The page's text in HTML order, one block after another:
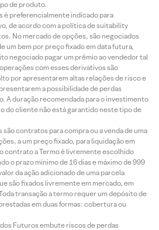
de produto.
é preferencialmente indicado para
de acordo com a política de suitability
No mercado de opções, são negociados
um bem por preço fixado em data futura,
negociado pagar um prêmio ao vendedor tal
com esses derivativos são
por apresentarem altas relações de risco e
a possibilidade de perdas
A duração recomendada para o investimento
do cliente não está garantido neste tipo de
contratos para compra ou a venda de uma
a um preço fixado, para liquidação em
contrato a Termo é livremente escolhido
o prazo mínimo de 16 dias e máximo de 999
da ação adicionado de uma parcela
são fixados livremente em mercado, em
transação a termo requer um depósito de
em duas formas: cobertura ou
Futuros embute riscos de perdas